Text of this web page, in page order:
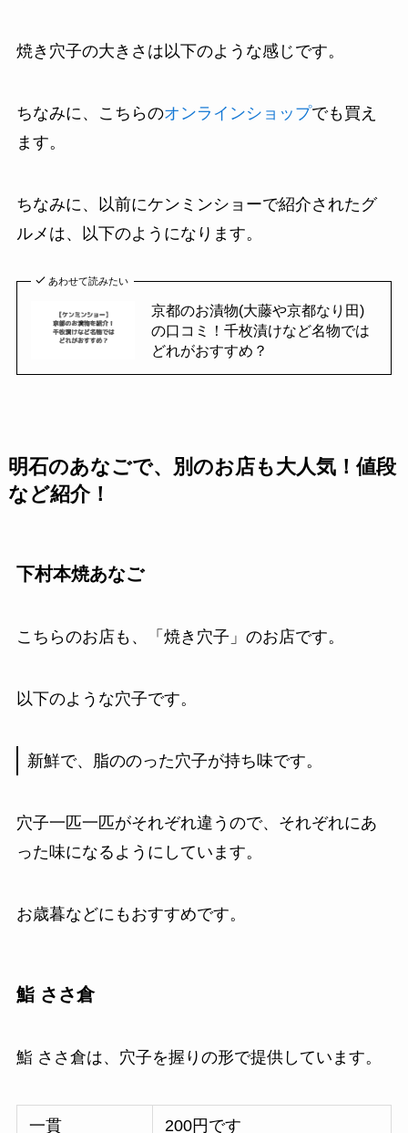
焼き穴子の大きさは以下のような感じです。
ちなみに、こちらのオンラインショップでも買え
ます。
ちなみに、以前にケンミンショーで紹介されたグ
ルメは、以下のようになります。
あわせて読みたい
京都のお漬物(大藤や京都なり田)
の口コミ！千枚漬けなど名物では
どれがおすすめ？
明石のあなごで、別のお店も大人気！値段
など紹介！
下村本焼あなご
こちらのお店も、「焼き穴子」のお店です。
以下のような穴子です。
新鮮で、脂ののった穴子が持ち味です。
穴子一匹一匹がそれぞれ違うので、それぞれにあ
った味になるようにしています。
お歳暮などにもおすすめです。
鮨 ささ倉
鮨 ささ倉は、穴子を握りの形で提供しています。
一貫 200円です